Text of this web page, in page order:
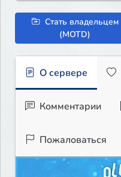
Стать владельцем
(MOTD)
О сервере
Комментарии
Пожаловаться